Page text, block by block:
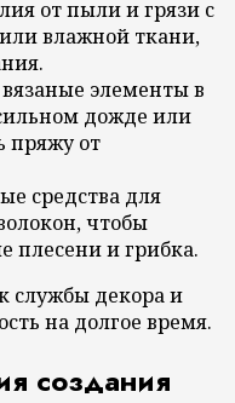
от пыли и грязи с
влажной ткани,
элементы в
дожде или
пряжу от
средства для
чтобы
плесени и грибка.
службы декора и
на долгое время.
создания